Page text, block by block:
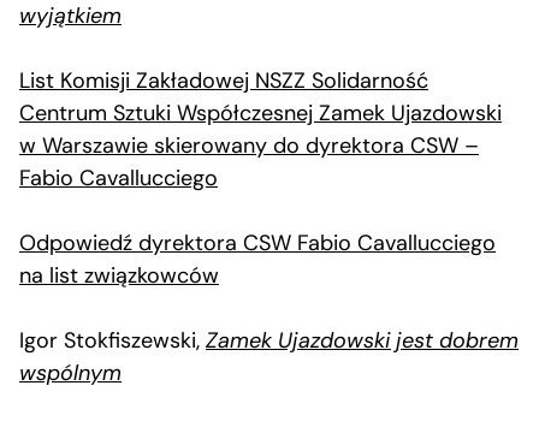
wyjątkiem
List Komisji Zakładowej NSZZ Solidarność
Centrum Sztuki Współczesnej Zamek Ujazdowski
w Warszawie skierowany do dyrektora CSW –
Fabio Cavallucciego
Odpowiedź dyrektora CSW Fabio Cavallucciego
na list związkowców
Igor Stokfiszewski, Zamek Ujazdowski jest dobrem
wspólnym